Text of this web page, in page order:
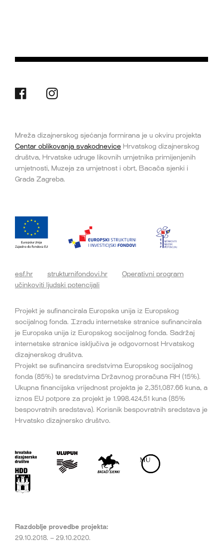
Mreža dizajnerskog sjećanja formirana je u okviru projekta
Centar oblikovanja svakodnevice Hrvatskog dizajnerskog
društva, Hrvatske udruge likovnih umjetnika primijenjenih
umjetnosti, Muzeja za umjetnost i obrt, Bacača sjenki i
Grada Zagreba.
esf.hr strukturnifondovi.hr
Operativni program
učinkoviti ljudski potencijali
Projekt je sufinancirala Europska unija iz Europskog
socijalnog fonda. Izradu internetske stranice sufinancirala
je Europska unija iz Europskog socijalnog fonda. Sadržaj
internetske stranice isključiva je odgovornost Hrvatskog
dizajnerskog društva.
Projekt se sufinancira sredstvima Europskog socijalnog
fonda (85%) te sredstvima Državnog proračuna RH (15%).
Ukupna financijska vrijednost projekta je 2,351,087.66 kuna, a
iznos EU potpore za projekt je 1.998.424,51 kuna (85%
bespovratnih sredstava). Korisnik bespovratnih sredstava je
Hrvatsko dizajnersko društvo.
Razdoblje provedbe projekta:
29.10.2018. – 29.10.2020.